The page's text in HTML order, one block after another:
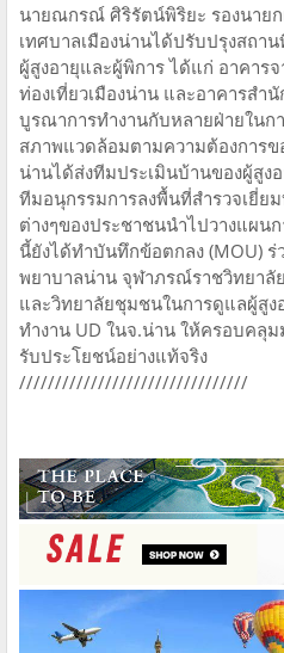
นายณกรณ์ ศิริรัตน์พิริยะ รองนายก
เทศบาลเมืองน่านได้ปรับปรุงสถา
ผู้สูงอายุและผู้พิการ ได้แก่ อาคา
ท่องเที่ยวเมืองน่าน และอาคารสำ
บูรณาการทำงานกับหลายฝ่ายในก
สภาพแวดล้อมตามความต้องการข
น่านได้ส่งทีมประเมินบ้านของผู้สูง
ทีมอนุกรรมการลงพื้นที่สำรวจเยี่ย
ต่างๆของประชาชนนำไปวางแผน
นี้ยังได้ทำบันทึกข้อตกลง (MOU)
พยาบาลน่าน จุฬาภรณ์ราชวิทยาลั
และวิทยาลัยชุมชนในการดูแลผู้สู
ทำงาน UD ในจ.น่าน ให้ครอบคลุ
รับประโยชน์อย่างแท้จริง
////////////////////////////////